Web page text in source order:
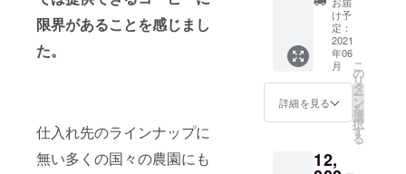
限界があることを感じまし
た。
仕入れ先のラインナップに
無い多くの国々の農園にも
当店が
焙煎・
厳選し
たコー
ヒー豆
を100g
ずつ半
年間お
届けし
け予
定：
2021
年06
月
詳細を見る
こ
の
リ
タ
ー
ン
を
選
択
す
る
12,